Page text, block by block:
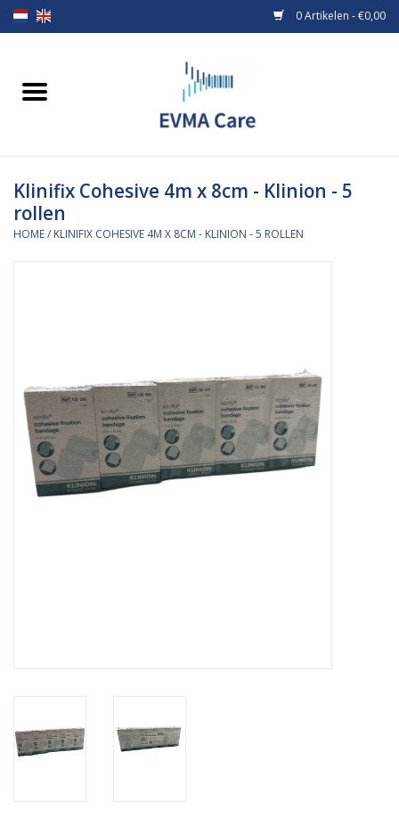
0 Artikelen - €0,00
Home
Borstvoeding
Voeding
Verbruiksmaterialen
Hygiëne
Verzorging & Beauty
Klinifix Cohesive 4m x 8cm - Klinion - 5
rollen
HOME/ KLINIFIX COHESIVE 4M X 8CM - KLINION - 5 ROLLEN